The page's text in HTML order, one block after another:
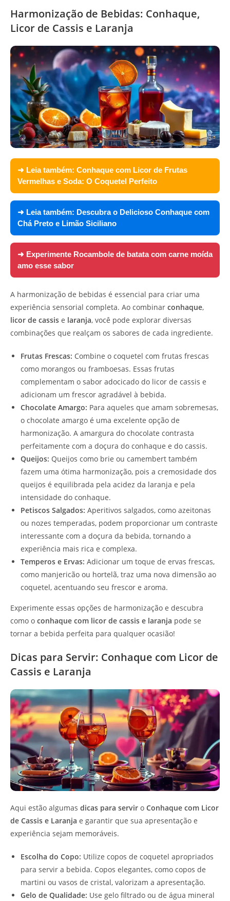
Harmonização de Bebidas: Conhaque,
Licor de Cassis e Laranja
➜ Leia também: Conhaque com Licor de Frutas
Vermelhas e Soda: O Coquetel Perfeito
➜ Leia também: Descubra o Delicioso Conhaque com
Chá Preto e Limão Siciliano
➜ Experimente Rocambole de batata com carne moída
amo esse sabor
A harmonização de bebidas é essencial para criar uma
experiência sensorial completa. Ao combinar conhaque,
licor de cassis e laranja, você pode explorar diversas
combinações que realçam os sabores de cada ingrediente.
Frutas Frescas: Combine o coquetel com frutas frescas
como morangos ou framboesas. Essas frutas
complementam o sabor adocicado do licor de cassis e
adicionam um frescor agradável à bebida.
Chocolate Amargo: Para aqueles que amam sobremesas,
o chocolate amargo é uma excelente opção de
harmonização. A amargura do chocolate contrasta
perfeitamente com a doçura do conhaque e do cassis.
Queijos: Queijos como brie ou camembert também
fazem uma ótima harmonização, pois a cremosidade dos
queijos é equilibrada pela acidez da laranja e pela
intensidade do conhaque.
Petiscos Salgados: Aperitivos salgados, como azeitonas
ou nozes temperadas, podem proporcionar um contraste
interessante com a doçura da bebida, tornando a
experiência mais rica e complexa.
Temperos e Ervas: Adicionar um toque de ervas frescas,
como manjericão ou hortelã, traz uma nova dimensão ao
coquetel, acentuando seu frescor e aroma.
Experimente essas opções de harmonização e descubra
como o conhaque com licor de cassis e laranja pode se
tornar a bebida perfeita para qualquer ocasião!
Dicas para Servir: Conhaque com Licor de
Cassis e Laranja
Aqui estão algumas dicas para servir o Conhaque com Licor
de Cassis e Laranja e garantir que sua apresentação e
experiência sejam memoráveis.
Escolha do Copo: Utilize copos de coquetel apropriados
para servir a bebida. Copos elegantes, como copos de
martini ou vasos de cristal, valorizam a apresentação.
Gelo de Qualidade: Use gelo filtrado ou de água mineral